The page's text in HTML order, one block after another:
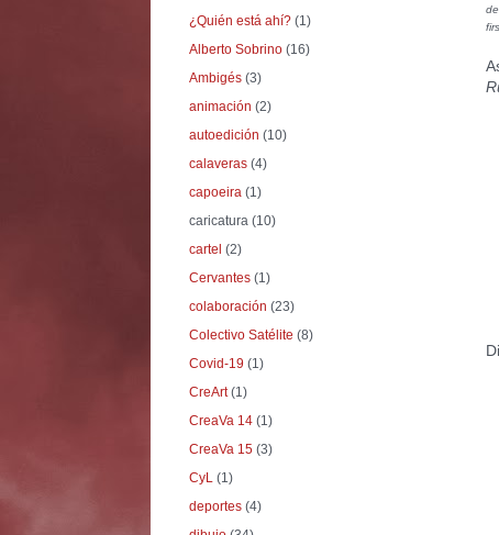
¿Quién está ahí? (1)
Alberto Sobrino (16)
Ambigés (3)
animación (2)
autoedición (10)
calaveras (4)
capoeira (1)
caricatura (10)
cartel (2)
Cervantes (1)
colaboración (23)
Colectivo Satélite (8)
Covid-19 (1)
CreArt (1)
CreaVa 14 (1)
CreaVa 15 (3)
CyL (1)
deportes (4)